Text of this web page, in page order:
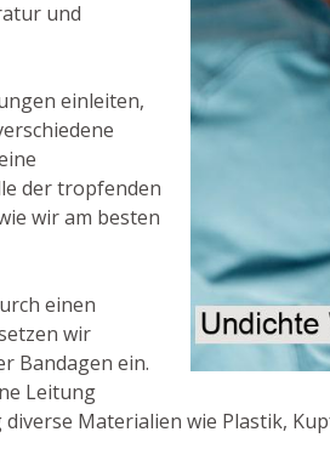
und
einleiten,
der tropfenden
wir am besten
einen
wir
Bandagen ein.
Leitung
Materialien wie Plastik,